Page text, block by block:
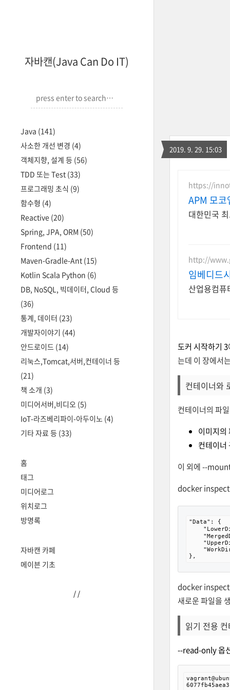
자바캔(Java Can Do IT)
Java (141)
사소한 개선 변경 (4)
객체지향, 설계 등 (56)
TDD 또는 Test (33)
프로그래밍 초식 (9)
함수형 (4)
Reactive (20)
Spring, JPA, ORM (50)
Frontend (11)
Maven-Gradle-Ant (15)
Kotlin Scala Python (6)
DB, NoSQL, 빅데이터, Cloud 등
(36)
통계, 데이터 (23)
개발자이야기 (44)
안드로이드 (14)
리눅스,Tomcat,서버,컨테이너 등
(21)
책 소개 (3)
미디어서버,비디오 (5)
IoT-라즈베리파이-아두이노 (4)
기타 자료 등 (33)
홈
태그
미디어로그
위치로그
방명록
자바캔 카페
메이븐 기초
/ /
2019. 9. 29. 15:03
https://
APM 모코
대한민국
http://
임베디드
산업용컴
도커 시작하기 3
는데 이 장에서
컨테이너와
컨테이너의 파
이미지의
컨테이너
이 외에 --
docker inspect
"Data": {
},
docker inspect
새로운 파일을
읽기 전용
--read-only 옵